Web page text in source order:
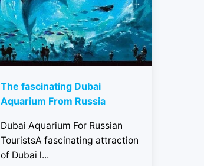
The fascinating Dubai
Aquarium From Russia
Dubai Aquarium For Russian
TouristsA fascinating attraction
of Dubai l...